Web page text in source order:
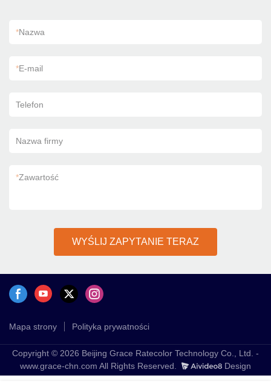
*Nazwa
*E-mail
Telefon
Nazwa firmy
*Zawartość
WYŚLIJ ZAPYTANIE TERAZ
Mapa strony Polityka prywatności
Copyright © 2026 Beijing Grace Ratecolor Technology Co., Ltd. -
www.grace-chn.com All Rights Reserved.
Design